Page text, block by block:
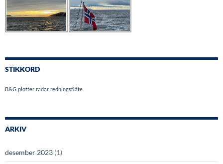
STIKKORD
B&G plotter radar redningsflåte
ARKIV
desember 2023 (1)